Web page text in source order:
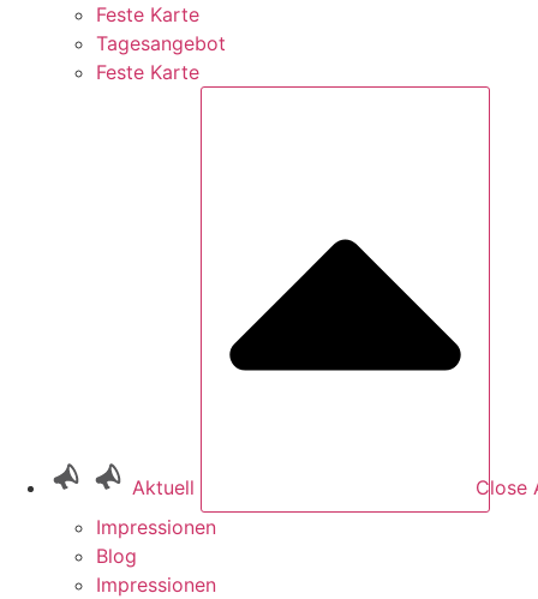
Feste Karte
Tagesangebot
Feste Karte
Aktuell
Close
Impressionen
Blog
Impressionen